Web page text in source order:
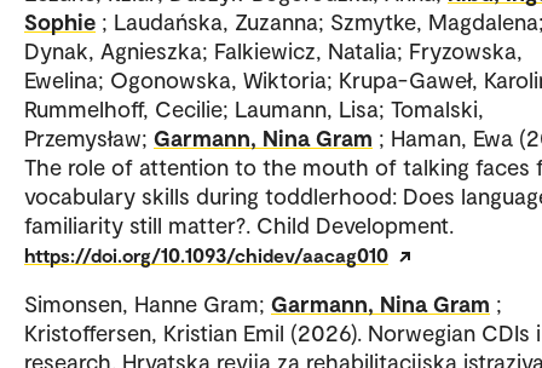
Sophie ; Laudańska, Zuzanna; Szmytke,
Dynak, Agnieszka; Falkiewicz, Natalia; Fryzowska,
Ewelina; Ogonowska, Wiktoria; Krupa-Gaweł,
Rummelhoff, Cecilie; Laumann, Lisa; Tomalski,
Przemysław; Garmann, Nina Gram ; Haman, Ewa
The role of attention to the mouth of talking faces
vocabulary skills during toddlerhood: Does
familiarity still matter?. Child Development.
https://doi.org/10.1093/chidev/aacag010
Simonsen, Hanne Gram; Garmann, Nina Gram ;
Kristoffersen, Kristian Emil (2026). Norwegian CDIs
research. Hrvatska revija za rehabilitacijska